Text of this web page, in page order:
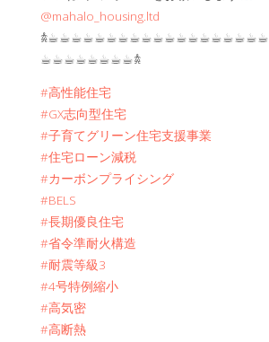
@mahalo_housing.ltd
☕︎☕︎☕︎☕︎☕︎☕︎☕︎☕︎𖠋
#高性能住宅
#GX志向型住宅
#子育てグリーン住宅支援事業
#住宅ローン減税
#カーボンプライシング
#BELS
#長期優良住宅
#省令準耐火構造
#耐震等級3
#4号特例縮小
#高気密
#高断熱